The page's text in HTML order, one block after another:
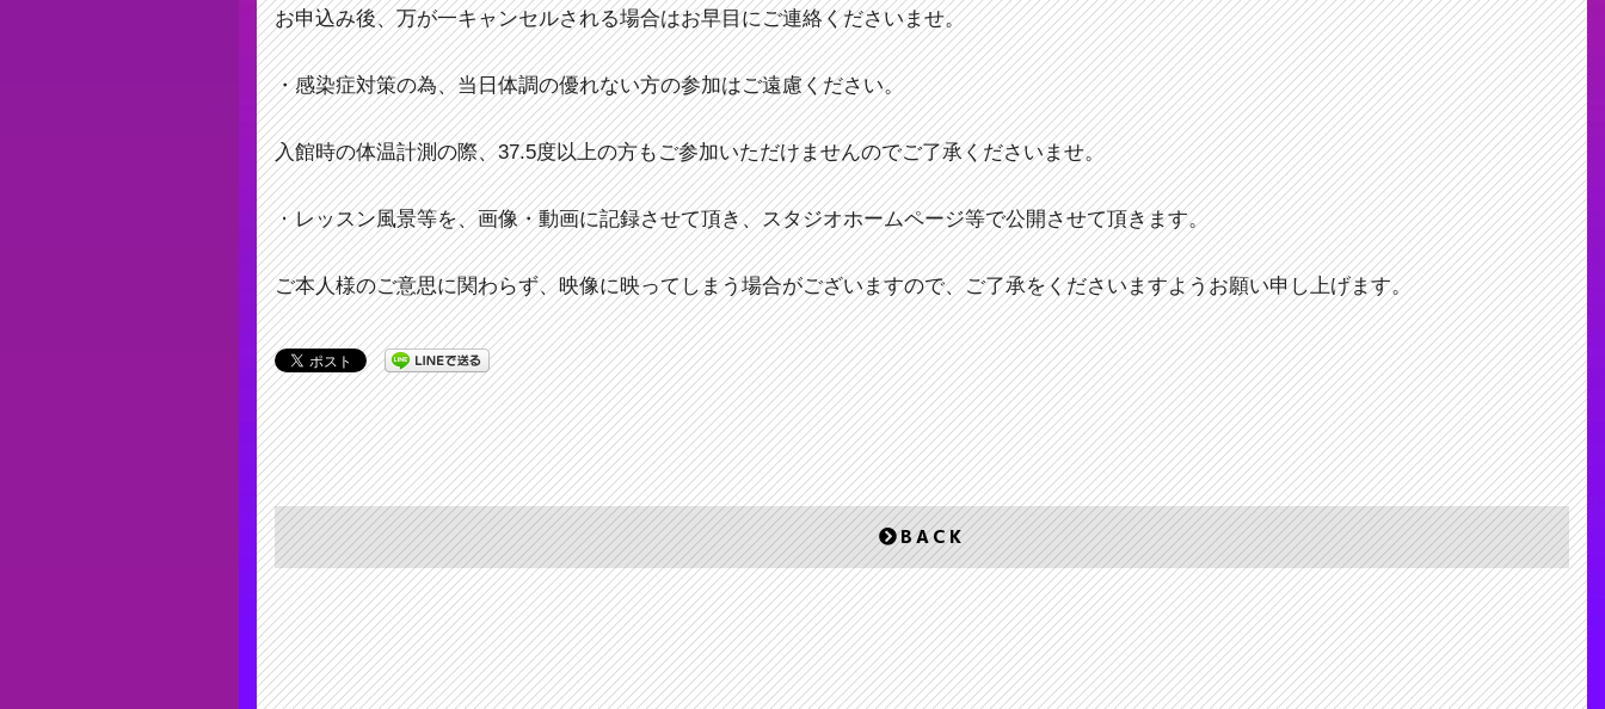
お申込み後、万が一キャンセルされる場合はお早目にご連絡くださいませ。
・感染症対策の為、当日体調の優れない方の参加はご遠慮ください。
入館時の体温計測の際、37.5度以上の方もご参加いただけませんのでご了承くださいませ。
・レッスン風景等を、画像・動画に記録させて頂き、スタジオホームページ等で公開させて頂きます。
ご本人様のご意思に関わらず、映像に映ってしまう場合がございますので、ご了承をくださいますようお願い申し上げます。
BACK